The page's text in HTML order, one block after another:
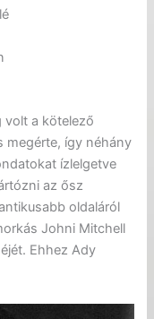
volt a kötelező
megérte, így néhány
ízlelgetve
az ősz
oldaláról
Johni Mitchell
Ehhez Ady